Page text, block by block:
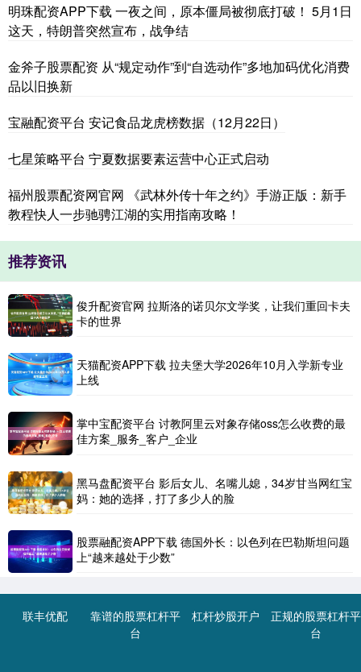
明珠配资APP下载 一夜之间，原本僵局被彻底打破！ 5月1日
这天，特朗普突然宣布，战争结
金斧子股票配资 从“规定动作”到“自选动作”多地加码优化消费
品以旧换新
宝融配资平台 安记食品龙虎榜数据（12月22日）
七星策略平台 宁夏数据要素运营中心正式启动
福州股票配资网官网 《武林外传十年之约》手游正版：新手
教程快人一步驰骋江湖的实用指南攻略！
推荐资讯
俊升配资官网 拉斯洛的诺贝尔文学奖，让我们重回卡夫
卡的世界
天猫配资APP下载 拉夫堡大学2026年10月入学新专业
上线
掌中宝配资平台 讨教阿里云对象存储oss怎么收费的最
佳方案_服务_客户_企业
黑马盘配资平台 影后女儿、名嘴儿媳，34岁甘当网红宝
妈：她的选择，打了多少人的脸
股票融配资APP下载 德国外长：以色列在巴勒斯坦问题
上“越来越处于少数”
联丰优配
靠谱的股票杠杆平
台
杠杆炒股开户
正规的股票杠杆平
台